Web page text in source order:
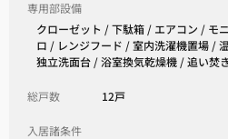
専用部設備
クローゼット / 下駄箱 / エアコン / モ
ロ / レンジフード / 室内洗濯機置場 /
独立洗面台 / 浴室換気乾燥機 / 追い焚
総戸数 12戸
入居諸条件